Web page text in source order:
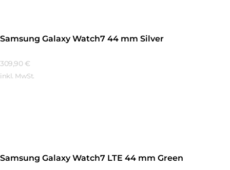
Samsung Galaxy Watch7 44 mm Silver
309,90 €
inkl. MwSt.
Samsung Galaxy Watch7 LTE 44 mm Green